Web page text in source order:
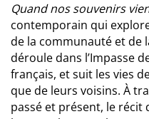
Quand nos souvenirs
contemporain qui
de la communauté et de
déroule dans l’Impasse
français, et suit les vies
que de leurs voisins. À
passé et présent, le récit